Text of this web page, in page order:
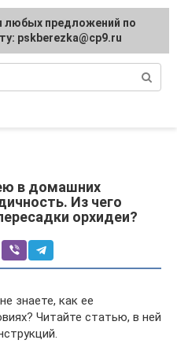
уход
в домашних
Из чего
орхидеи?
знаете, как ее
Читайте статью, в ней
любых предложений по
pskberezka@cp9.ru